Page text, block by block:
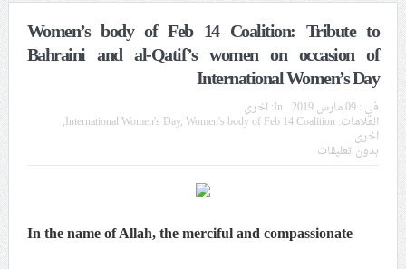
55 مأتمًا وحسينيّة يعترضون على الإجراءات القمعيّة للنظام
في موسم عاشوراء
النظام الخليفيّ يدسّ عيونه بين المشاركين في مواكب العزاء
ويعتقل العشرات من الشبّان
من شعائر عاشوراء.. ولن يساوم على هويّته وقيمه في
Women’s body of Feb 14 Coalition: Tribute to
Bahraini and al-Qatif’s women on occasion of
International Women’s Day
في :09 مارس 2019 In: اخرى
العلامات: International Women's Day,Women's body of Feb 14 Coalition
,
اخرى
بدون تعليقات
In the name of Allah, the merciful and compassionate